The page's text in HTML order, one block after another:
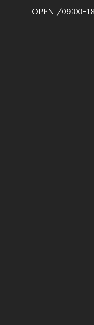
OPEN /09:00-